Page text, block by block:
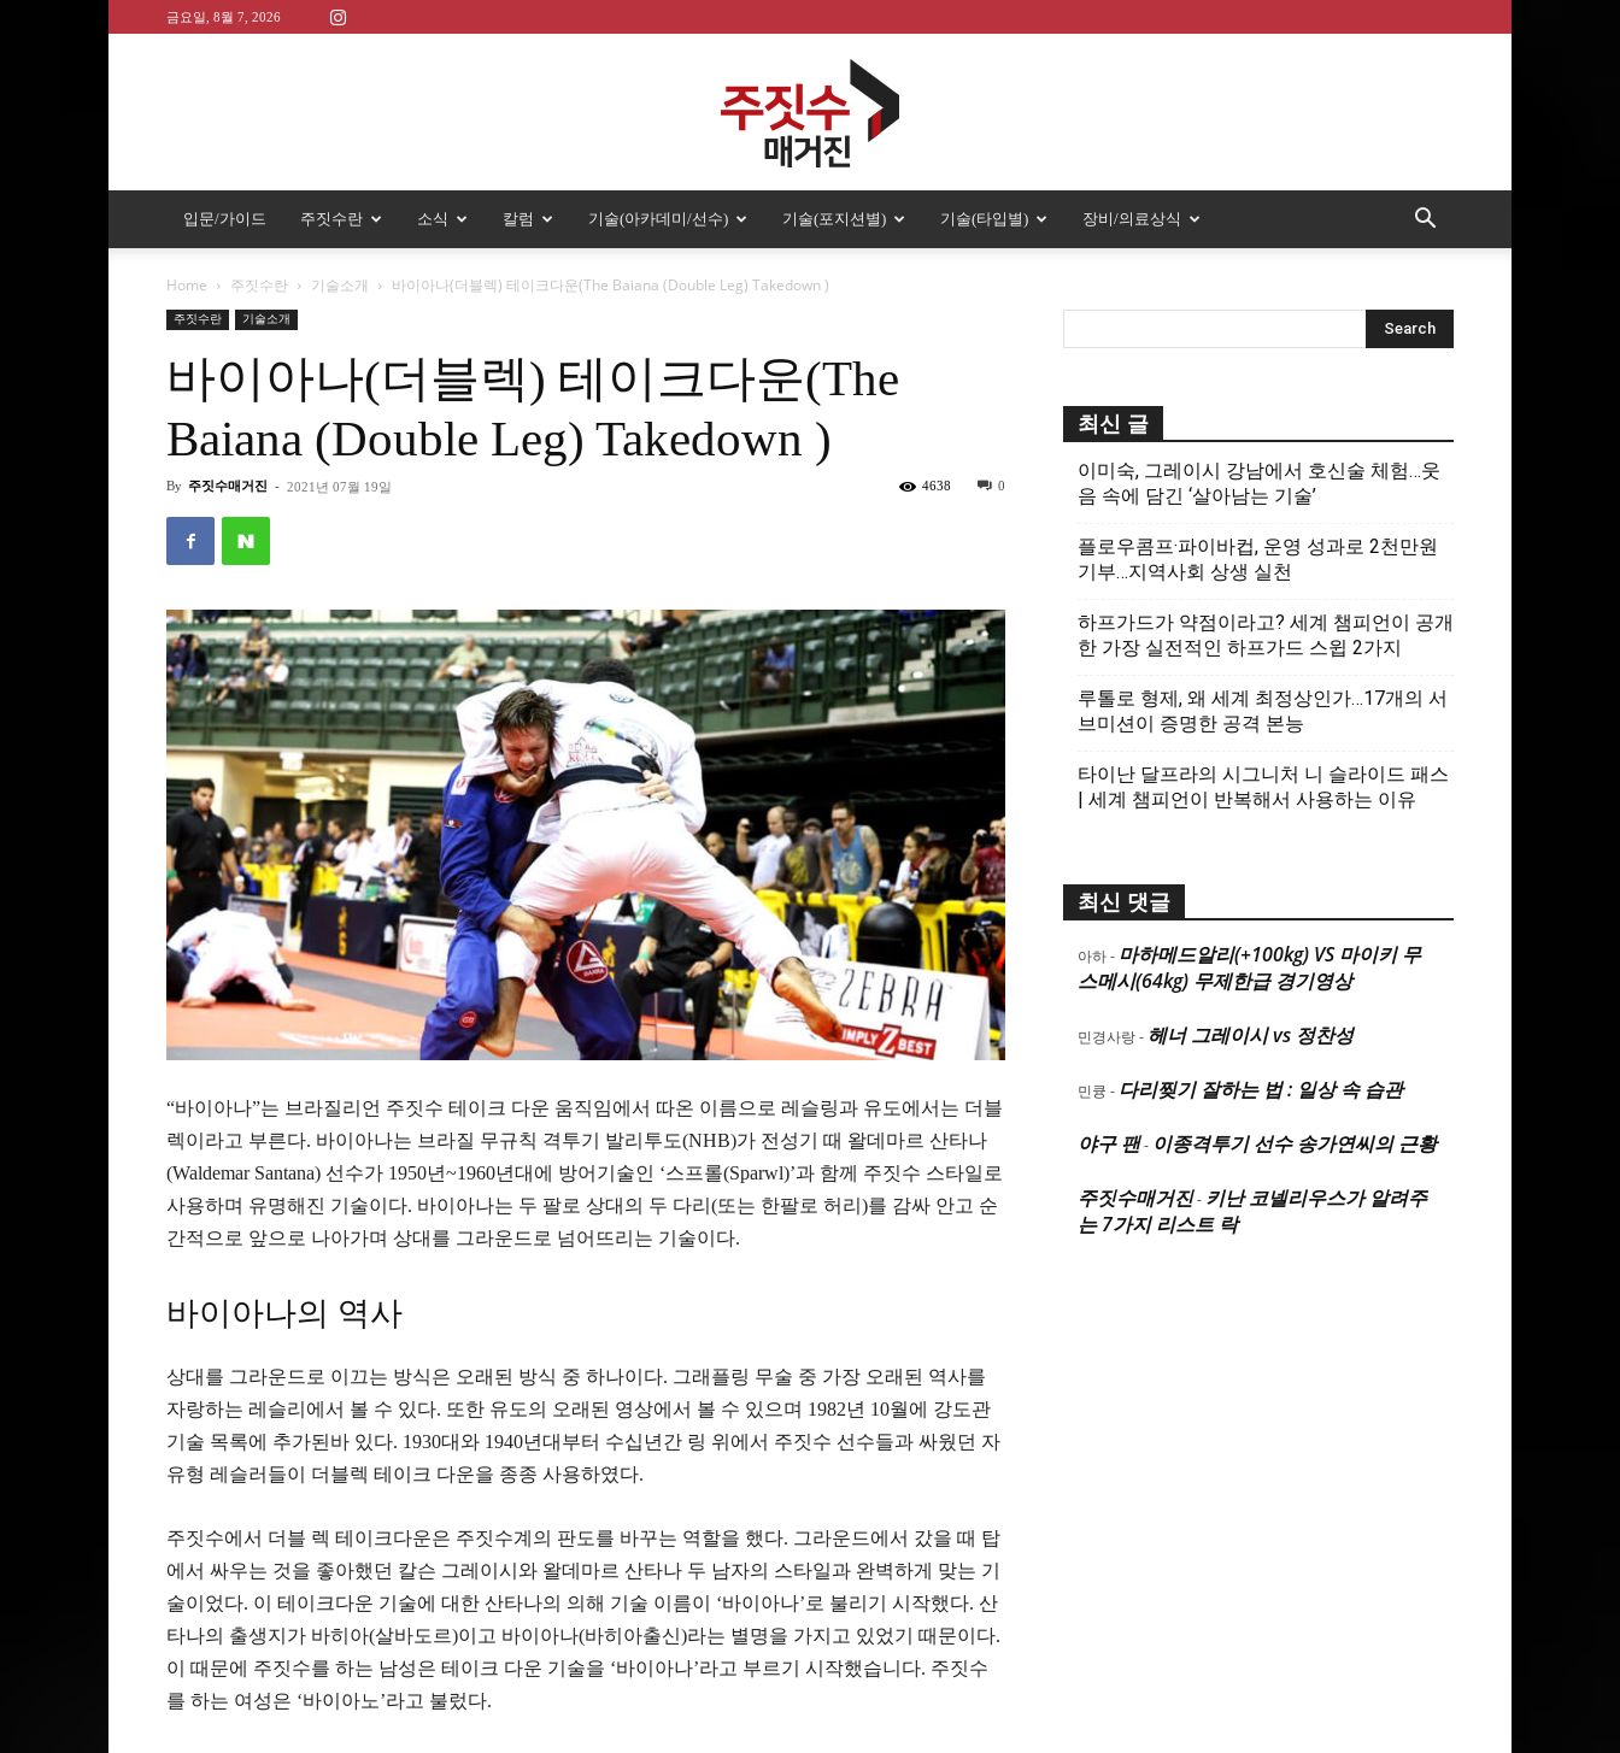
금요일, 8월 7, 2026
주
짓
매
거
진
입문/가이드 주짓수란 소식 칼럼 기술(아카데미/선수) 기술(포지션별) 기술(타입별) 장비/의료상식
Home 주짓수란 기술소개 바이아나(더블렉) 테이크다운(The Baiana (Double Leg) Takedown )
주짓수란 기술소개
바이아나(더블렉) 테이크다운(The
Baiana (Double Leg) Takedown )
By 주짓수매거진 - 2021년 07월 19일 0
4638
“바이아나”는 브라질리언 주짓수 테이크 다운 움직임에서 따온 이름으로 레슬링과 유도에서는 더블
렉이라고 부른다. 바이아나는 브라질 무규칙 격투기 발리투도(NHB)가 전성기 때 왈데마르 산타나
(Waldemar Santana) 선수가 1950년~1960년대에 방어기술인 ‘스프롤(Sparwl)’과 함께 주짓수 스타일로
사용하며 유명해진 기술이다. 바이아나는 두 팔로 상대의 두 다리(또는 한팔로 허리)를 감싸 안고 순
간적으로 앞으로 나아가며 상대를 그라운드로 넘어뜨리는 기술이다.
바이아나의 역사
상대를 그라운드로 이끄는 방식은 오래된 방식 중 하나이다. 그래플링 무술 중 가장 오래된 역사를
자랑하는 레슬리에서 볼 수 있다. 또한 유도의 오래된 영상에서 볼 수 있으며 1982년 10월에 강도관
기술 목록에 추가된바 있다. 1930대와 1940년대부터 수십년간 링 위에서 주짓수 선수들과 싸웠던 자
유형 레슬러들이 더블렉 테이크 다운을 종종 사용하였다.
주짓수에서 더블 렉 테이크다운은 주짓수계의 판도를 바꾸는 역할을 했다. 그라운드에서 갔을 때 탑
에서 싸우는 것을 좋아했던 칼슨 그레이시와 왈데마르 산타나 두 남자의 스타일과 완벽하게 맞는 기
술이었다. 이 테이크다운 기술에 대한 산타나의 의해 기술 이름이 ‘바이아나’로 불리기 시작했다. 산
타나의 출생지가 바히아(살바도르)이고 바이아나(바히아출신)라는 별명을 가지고 있었기 때문이다.
이 때문에 주짓수를 하는 남성은 테이크 다운 기술을 ‘바이아나’라고 부르기 시작했습니다. 주짓수
를 하는 여성은 ‘바이아노’라고 불렀다.
최신 글
이미숙, 그레이시 강남에서 호신술 체험…웃
음 속에 담긴 ‘살아남는 기술’
플로우콤프·파이바컵, 운영 성과로 2천만원
기부…지역사회 상생 실천
하프가드가 약점이라고? 세계 챔피언이 공개
한 가장 실전적인 하프가드 스윕 2가지
루톨로 형제, 왜 세계 최정상인가…17개의 서
브미션이 증명한 공격 본능
타이난 달프라의 시그니처 니 슬라이드 패스
| 세계 챔피언이 반복해서 사용하는 이유
최신 댓글
아하- 마하메드알리(+100kg) VS 마이키 무
스메시(64kg) 무제한급 경기영상
민경사랑- 헤너 그레이시 vs 정찬성
민큥 - 다리찢기 잘하는 법 : 일상 속 습관
야구 팬- 이종격투기 선수 송가연씨의 근황
주짓수매거진- 키난 코넬리우스가 알려주
는 7가지 리스트 락